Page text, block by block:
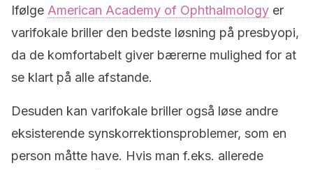
Ifølge American Academy of Ophthalmology er
varifokale briller den bedste løsning på presbyopi,
da de komfortabelt giver bærerne mulighed for at
se klart på alle afstande.
Desuden kan varifokale briller også løse andre
eksisterende synskorrektionsproblemer, som en
person måtte have. Hvis man f.eks. allerede